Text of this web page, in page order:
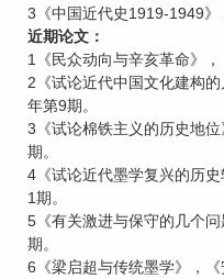
3《中国近代史1919-1949
近期论文：
1《民众动向与辛亥革命》
2《试论近代中国文化建构
年第9期。
3《试论棉铁主义的历史地
期。
4《试论近代墨学复兴的历
1期。
5《有关激进与保守的几个
期。
6《梁启超与传统墨学》，《